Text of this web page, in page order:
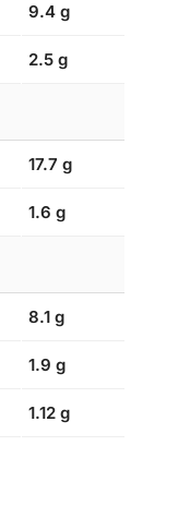
9.4 g
2.5 g
17.7 g
1.6 g
8.1 g
1.9 g
1.12 g